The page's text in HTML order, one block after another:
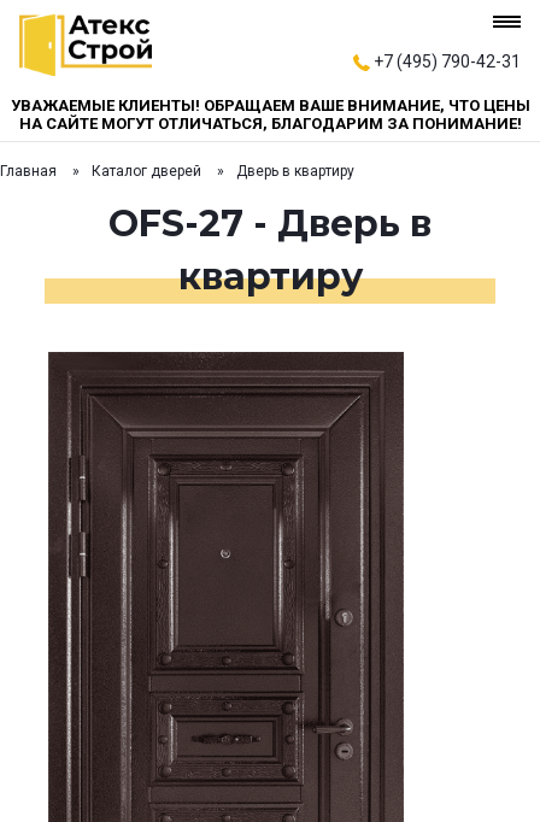
+7 (495) 790-42-31
УВАЖАЕМЫЕ КЛИЕНТЫ! ОБРАЩАЕМ ВАШЕ ВНИМАНИЕ, ЧТО ЦЕНЫ
НА САЙТЕ МОГУТ ОТЛИЧАТЬСЯ, БЛАГОДАРИМ ЗА ПОНИМАНИЕ!
Главная Каталог дверей Дверь в квартиру
OFS-27 - Дверь в
квартиру